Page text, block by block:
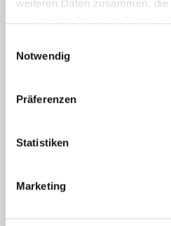
weiteren Daten zusammen,
Notwendig
Präferenzen
Statistiken
Marketing
Ich habe die
Hinweis: Sie können Ihre
* Pflichtfelder